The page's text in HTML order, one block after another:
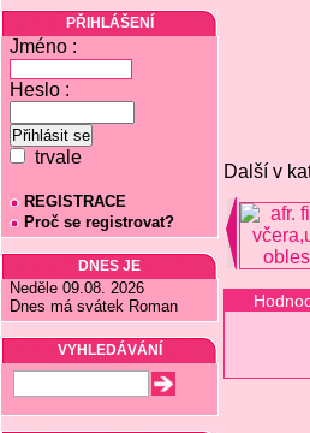
PŘIHLÁŠENÍ
Jméno :
Heslo :
trvale
REGISTRACE
Proč se registrovat?
DNES JE
Neděle 09.08. 2026
Dnes má svátek Roman
VYHLEDÁVÁNÍ
Další v